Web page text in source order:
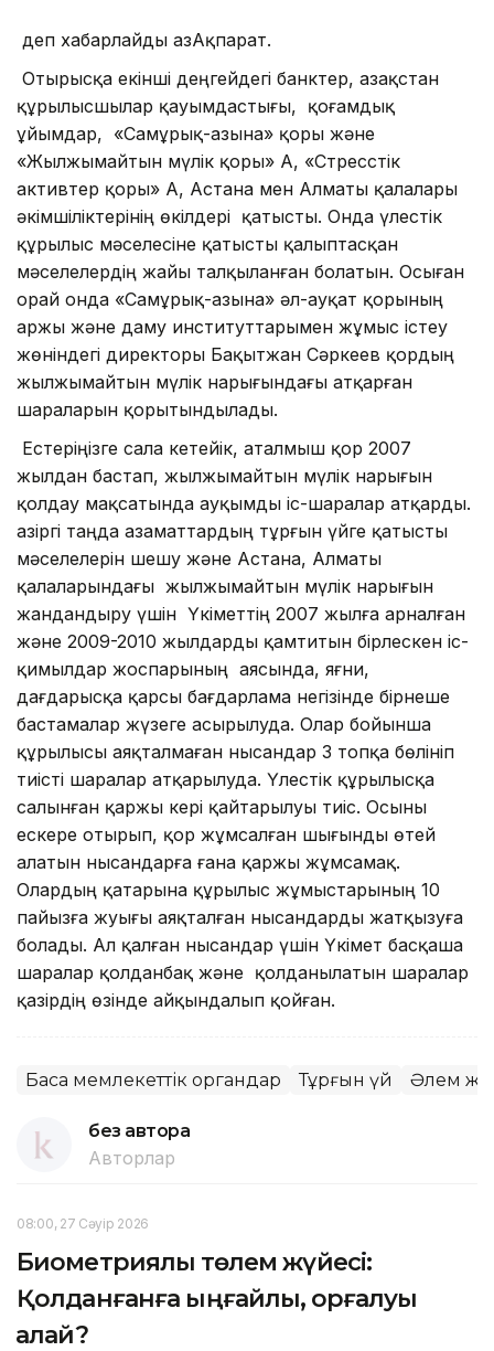
деп хабарлайды ҚазАқпарат.
Отырысқа екінші деңгейдегі банктер, Қазақстан
құрылысшылар қауымдастығы, қоғамдық
ұйымдар, «Самұрық-Қазына» қоры және
«Жылжымайтын мүлік қоры» АҚ, «Стресстік
активтер қоры» АҚ, Астана мен Алматы қалалары
әкімшіліктерінің өкілдері қатысты. Онда үлестік
құрылыс мәселесіне қатысты қалыптасқан
мәселелердің жайы талқыланған болатын. Осыған
орай онда «Самұрық-Қазына» әл-ауқат қорының
Қаржы және даму институттарымен жұмыс істеу
жөніндегі директоры Бақытжан Сәркеев қордың
жылжымайтын мүлік нарығындағы атқарған
шараларын қорытындылады.
Естеріңізге сала кетейік, аталмыш қор 2007
жылдан бастап, жылжымайтын мүлік нарығын
қолдау мақсатында ауқымды іс-шаралар атқарды.
Қазіргі таңда азаматтардың тұрғын үйге қатысты
мәселелерін шешу және Астана, Алматы
қалаларындағы жылжымайтын мүлік нарығын
жандандыру үшін Үкіметтің 2007 жылға арналған
және 2009-2010 жылдарды қамтитын бірлескен іс-
қимылдар жоспарының аясында, яғни,
дағдарысқа қарсы бағдарлама негізінде бірнеше
бастамалар жүзеге асырылуда. Олар бойынша
құрылысы аяқталмаған нысандар 3 топқа бөлініп
тиісті шаралар атқарылуда. Үлестік құрылысқа
салынған қаржы кері қайтарылуы тиіс. Осыны
ескере отырып, қор жұмсалған шығынды өтей
алатын нысандарға ғана қаржы жұмсамақ.
Олардың қатарына құрылыс жұмыстарының 10
пайызға жуығы аяқталған нысандарды жатқызуға
болады. Ал қалған нысандар үшін Үкімет басқаша
шаралар қолданбақ және қолданылатын шаралар
қазірдің өзінде айқындалып қойған.
Басқа мемлекеттік органдар Тұрғын үй Әлем
без автора
Авторлар
08:00, 27 Сәуір 2026
Биометриялық төлем жүйесі:
Қолданғанға ыңғайлы, қорғалуы
қалай?